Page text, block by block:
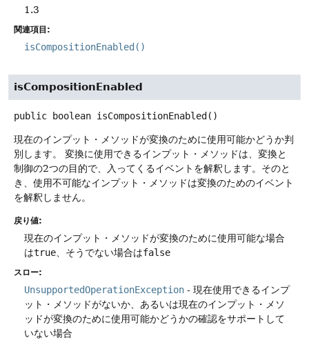
1.3
関連項目:
isCompositionEnabled()
isCompositionEnabled
public boolean isCompositionEnabled ()
現在のインプット・メソッドが変換のために使用可能かどうか判
別します。
変換に使用できるインプット・メソッドは、変換と
制御の2つの目的で、入ってくるイベントを解釈します。そのと
き、使用不可能なインプット・メソッドは変換のためのイベント
を解釈しません。
戻り値:
現在のインプット・メソッドが変換のために使用可能な場合
はtrue 、そうでない場合はfalse
スロー:
UnsupportedOperationException - 現在使用できるインプ
ット・メソッドがないか、あるいは現在のインプット・メソ
ッドが変換のために使用可能かどうかの確認をサポートして
いない場合